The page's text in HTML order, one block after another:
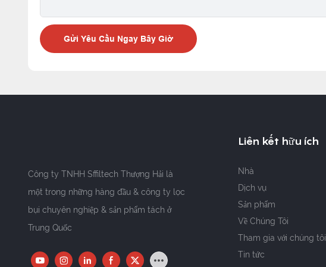
Gửi Yêu Cầu Ngay Bây Giờ
Công ty TNHH Sffiltech Thượng Hải là
một trong những hàng đầu & công ty lọc
bụi chuyên nghiệp & sản phẩm tách ở
Trung Quốc
Liên kết hữu ích
Nhà
Dịch vụ
Sản phẩm
Về Chúng Tôi
Tham gia với chúng tôi
Tin tức